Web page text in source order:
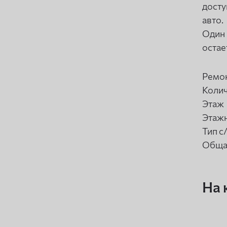
авто.
Один
Этаж
Тип
На